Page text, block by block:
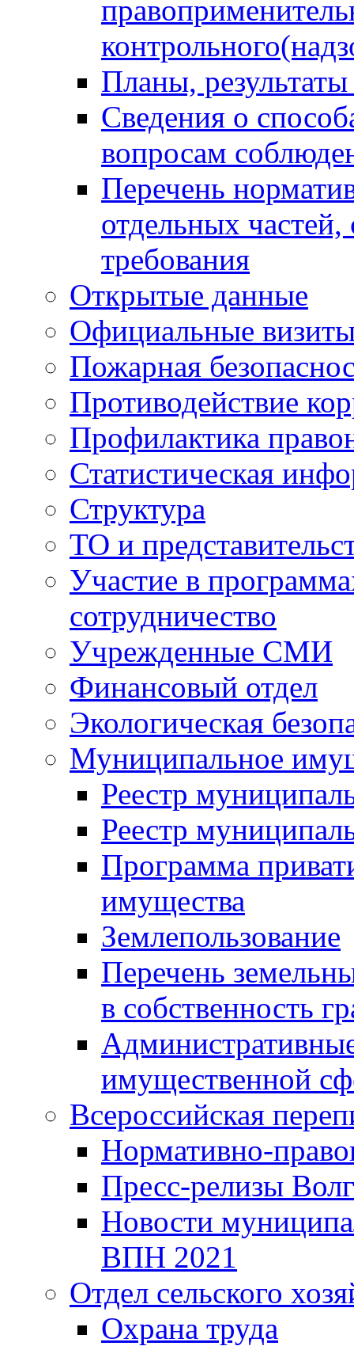
Планы,
Сведения о
вопросам
Перечень
отдельных
требования
Открытые данные
Официальные
Пожарная
Противодействие
Профилактика
Статистическая
Структура
ТО и
Участие в
сотрудничество
Учрежденные СМИ
Финансовый отдел
Экологическая
Муниципальное
Реестр
Реестр
Программа
имущества
Землепользование
Перечень
в собственность
имущественной
Всероссийская
Нормативно-
Пресс-релизы
Новости
ВПН 2021
Отдел сельского
Охрана труда